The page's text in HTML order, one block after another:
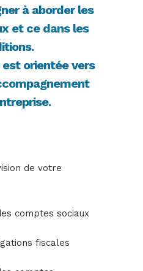
à aborder les
et ce dans les
orientée vers
de votre
comptes sociaux
fiscales